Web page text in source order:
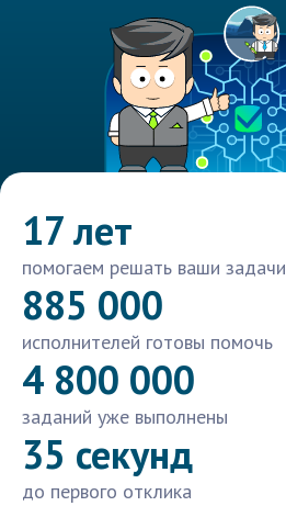
17 лет
помогаем решать ваши задачи
885 000
исполнителей готовы помочь
4 800 000
заданий уже выполнены
35 секунд
до первого отклика